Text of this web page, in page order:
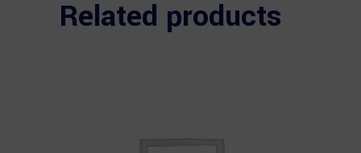
Related products